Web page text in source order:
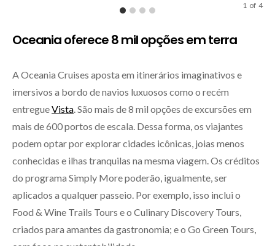
1 of 4
Oceania oferece 8 mil opções em terra
A Oceania Cruises aposta em itinerários imaginativos e
imersivos a bordo de navios luxuosos como o recém
entregueVista. São mais de 8 mil opções de excursões em
mais de 600 portos de escala. Dessa forma, os viajantes
podem optar por explorar cidades icônicas, joias menos
conhecidas e ilhas tranquilas na mesma viagem. Os créditos
do programa Simply More poderão, igualmente, ser
aplicados a qualquer passeio. Por exemplo, isso inclui o
Food & Wine Trails Tours e o Culinary Discovery Tours,
criados para amantes da gastronomia; e o Go Green Tours,